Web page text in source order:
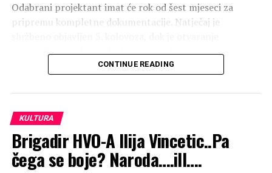
Piše: Josip Vajdner, Katolički tjednik “Dramatični
DON'T MISS
U povodu,30. OBLJETNICA OLUJE: čestitku uputili Udruga
organizatora otpora HVO u BiH
Odabrani projektant imat će rok od šest mjeseci za
pripremu kompletne dokumentacije. Natječaj je
pristiglih ponuda predviđeno za 26. kolovoza.
CONTINUE READING
KULTURA
Brigadir HVO-A Ilija Vincetic..Pa
čega se boje? Naroda….ill….